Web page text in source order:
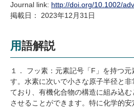
Journal link: http://doi.org/10.1002/
掲載日： 2023年12月31日
用語解説
１． フッ素：元素記号「F」を持つ
す。水素に次いで小さな原子半径と
ており、有機化合物の構造に組み込
させることができます。特に化学的